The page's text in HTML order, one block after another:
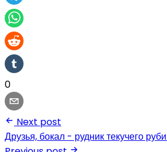
0
Next post
Друзья, бокал - рудник текучего